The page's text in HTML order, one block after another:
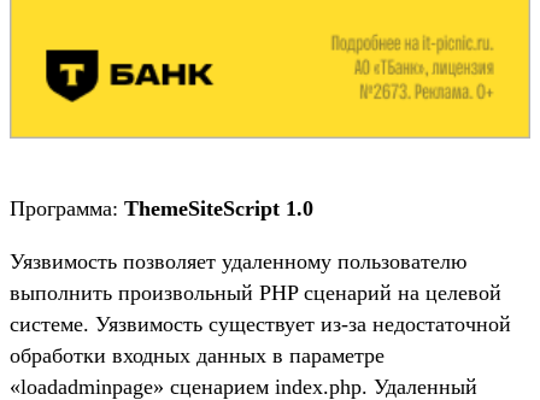
Программа: ThemeSiteScript 1.0
Уязвимость позволяет удаленному пользователю
выполнить произвольный PHP сценарий на целевой
системе. Уязвимость существует из-за недостаточной
обработки входных данных в параметре
«loadadminpage» сценарием index.php. Удаленный